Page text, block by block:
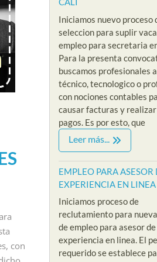
con
Iniciamos nuevo proceso
seleccion para suplir
empleo para secretaria
Para la presenta
buscamos profesionales
técnico, tecnologico o
con nociones contables
causar facturas y
pagos. Es por esto, que
Leer más...
EMPLEO PARA ASESOR
EXPERIENCIA EN LINEA
Iniciamos proceso de
reclutamiento para
de empleo para asesor de
experiencia en linea. El
requerido se establece
ADMINISTRATIVO
PARA
recepcionista
cadena hotelera
EMPLEOS SIN
VACANTES NIVEL
EMPLEO
MODO
By Riklarma/
empleo para